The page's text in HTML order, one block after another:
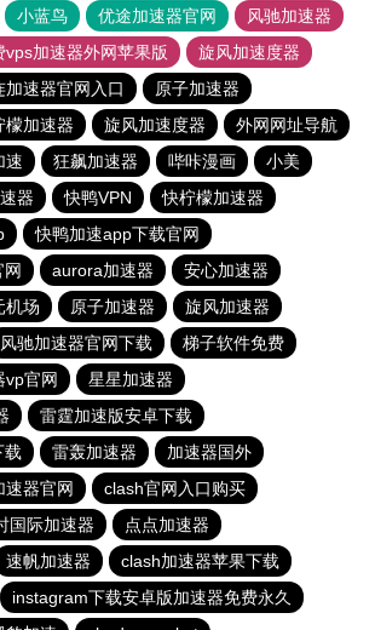
小蓝鸟 优途加速器官网
风驰加速器
vps加速器外网苹果版
旋风加速度器
加速器官网入口
原子加速器
檬加速器 旋风加速度器
外网网址导航
速 狂飙加速器 哔咔漫画
小美
器 快鸭VPN
快柠檬加速器
快鸭加速app下载官网
网
aurora加速器
安心加速器
机场 原子加速器
旋风加速器
风驰加速器官网下载
梯子软件免费
vp官网
星星加速器
雷霆加速版安卓下载
载
雷轰加速器
加速器国外
速器官网
clash官网入口购买
国际加速器
点点加速器
速帆加速器
clash加速器苹果下载
instagram下载安卓版加速器免费永久